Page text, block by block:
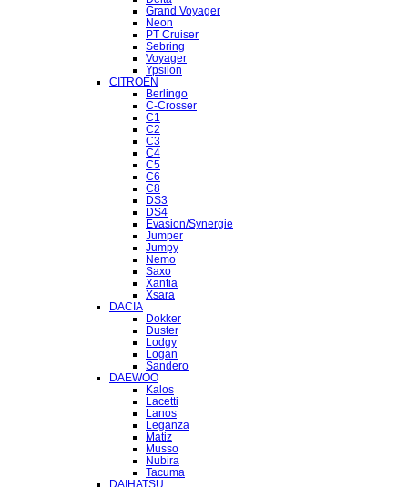
Grand Voyager
Neon
PT Cruiser
Sebring
Voyager
Ypsilon
CITROEN
Berlingo
C-Crosser
C1
C2
C3
C4
C5
C6
C8
DS3
DS4
Evasion/Synergie
Jumper
Jumpy
Nemo
Saxo
Xantia
Xsara
DACIA
Dokker
Duster
Lodgy
Logan
Sandero
DAEWOO
Kalos
Lacetti
Lanos
Leganza
Matiz
Musso
Nubira
Tacuma
DAIHATSU